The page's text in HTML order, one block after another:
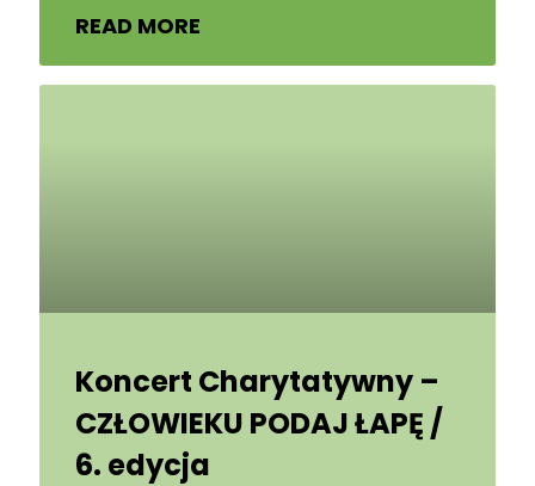
READ MORE
Koncert Charytatywny –
CZŁOWIEKU PODAJ ŁAPĘ /
6. edycja